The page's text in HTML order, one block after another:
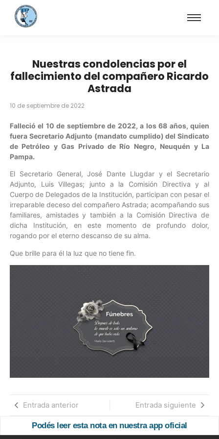
Nuestras condolencias por el
fallecimiento del compañero Ricardo
Astrada
10 de septiembre de 2022
Falleció el 10 de septiembre de 2022, a los 68 años, quien
fuera Secretario Adjunto (mandato cumplido) del Sindicato
de Petróleo y Gas Privado de Río Negro, Neuquén y La
Pampa.
El Secretario General, José Dante Llugdar y el Secretario
Adjunto, Luis Villegas; junto a la Comisión Directiva y al
Cuerpo de Delegados de la Institución, participan con pesar el
irreparable deceso del compañero Astrada; acompañando sus
familiares, amistades y también a la Comisión Directiva de
dicha Institución, en este momento de profundo dolor,
rogando por el eterno descanso de su alma.
Que brille para él la luz que no tiene fin.
Entrada anterior Entrada siguiente
Podés leer esta nota en nuestra app oficial